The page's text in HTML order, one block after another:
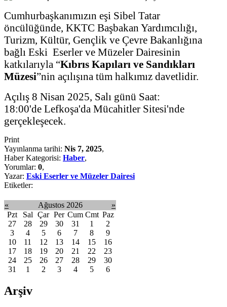
Cumhurbaşkanımızın eşi Sibel Tatar
öncülüğünde, KKTC Başbakan Yardımcılığı,
Turizm, Kültür, Gençlik ve Çevre Bakanlığına
bağlı Eski Eserler ve Müzeler Dairesinin
katkılarıyla “Kıbrıs Kapıları ve Sandıkları
Müzesi”nin açılışına tüm halkımız davetlidir.
Açılış 8 Nisan 2025, Salı günü Saat:
18:00'de Lefkoşa'da Mücahitler Sitesi'nde
gerçekleşecek.
Print
Yayınlanma tarihi: Nis 7, 2025,
Haber Kategorisi: Haber,
Yorumlar: 0,
Yazar: Eski Eserler ve Müzeler Dairesi
Etiketler:
« Ağustos 2026
»
Pzt
Sal Çar Per Cum Cmt Paz
27
28 29 30 31 1
2
3
4 5 6 7 8
9
10
11 12 13 14 15
16
17
18 19 20 21 22
23
24
25 26 27 28 29
30
31
1 2 3 4 5 6
Arşiv